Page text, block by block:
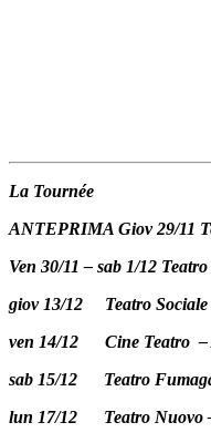
La Tournée
ANTEPRIMA Giov 29/11
Ven 30/11 – sab 1/12
giov 13/12 Teatro Sociale
ven 14/12 Cine Teatro –
sab 15/12 Teatro
lun 17/12 Teatro Nuovo